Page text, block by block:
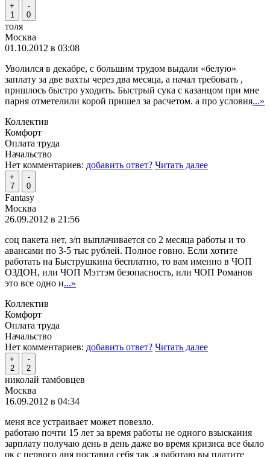
+
1
-
0
толя
Москва
01.10.2012 в 03:08
Уволился в декабре, с большим трудом выдали «белую»
заплату за две вахты через два месяца, а начал требовать ,
пришлось быстро уходить. Быстрый сука с казанцом при мне
парня отметелили корой пришел за расчетом. а про условия...»
Коллектив
Комфорт
Оплата труда
Начальство
Нет комментариев: добавить ответ? Читать далее
+
7
-
0
Fantasy
Москва
26.09.2012 в 21:56
соц пакета нет, з/п выплачивается со 2 месяца работы и то
авансами по 3-5 тыс рублей. Полное говно. Если хотите
работать на Быструшкина бесплатно, то вам именно в ЧОП
ОЗДОН, или ЧОП Мэттэм безопасность, или ЧОП Романов
это все одно и...»
Коллектив
Комфорт
Оплата труда
Начальство
Нет комментариев: добавить ответ? Читать далее
+
2
-
2
николай тамбовцев
Москва
16.09.2012 в 04:34
меня все устраивает может повезло.
работаю почти 15 лет за время работы не одного взыскания
зарплату получаю день в день даже во время кризиса все было
ок с первого дня поставил себя так .я работаю вы платите